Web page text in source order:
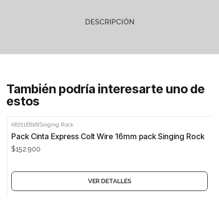
DESCRIPCIÓN
También podría interesarte uno de
estos
Agotado
K6721E616|Singing Rock
Pack Cinta Express Colt Wire 16mm pack Singing Rock
$152.900
VER DETALLES